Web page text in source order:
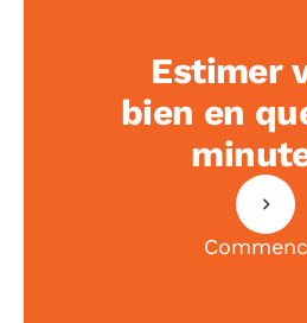
Estimer
bien en